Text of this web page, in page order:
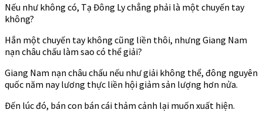
Nếu như không có, Tạ Đông Ly chẳng phải là một chuyến tay
không?
Hắn một chuyến tay không cũng liền thôi, nhưng Giang Nam
nạn châu chấu làm sao có thể giải?
Giang Nam nạn châu chấu nếu như giải không thể, đông nguyên
quốc năm nay lương thực liền hội giảm sản lượng hơn nửa.
Đến lúc đó, bán con bán cái thảm cảnh lại muốn xuất hiện.